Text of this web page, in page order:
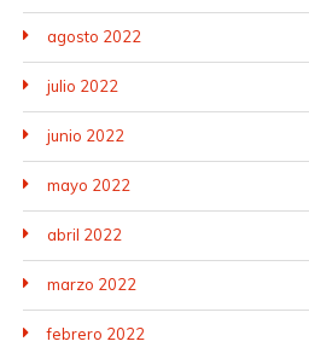
agosto 2022
julio 2022
junio 2022
mayo 2022
abril 2022
marzo 2022
febrero 2022